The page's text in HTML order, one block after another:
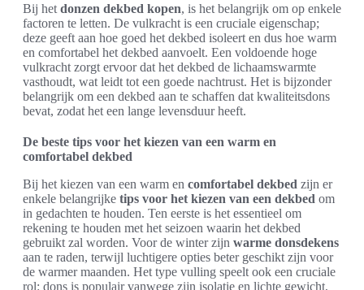
Bij het donzen dekbed kopen, is het belangrijk om op enkele
factoren te letten. De vulkracht is een cruciale eigenschap;
deze geeft aan hoe goed het dekbed isoleert en dus hoe warm
en comfortabel het dekbed aanvoelt. Een voldoende hoge
vulkracht zorgt ervoor dat het dekbed de lichaamswarmte
vasthoudt, wat leidt tot een goede nachtrust. Het is bijzonder
belangrijk om een dekbed aan te schaffen dat kwaliteitsdons
bevat, zodat het een lange levensduur heeft.
De beste tips voor het kiezen van een warm en
comfortabel dekbed
Bij het kiezen van een warm en comfortabel dekbed zijn er
enkele belangrijke tips voor het kiezen van een dekbed om
in gedachten te houden. Ten eerste is het essentieel om
rekening te houden met het seizoen waarin het dekbed
gebruikt zal worden. Voor de winter zijn warme donsdekens
aan te raden, terwijl luchtigere opties beter geschikt zijn voor
de warmer maanden. Het type vulling speelt ook een cruciale
rol: dons is populair vanwege zijn isolatie en lichte gewicht,